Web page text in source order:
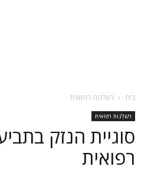
בית רשלנות רפואית
רשלנות רפואית
סוגיית הנזק
רפואית